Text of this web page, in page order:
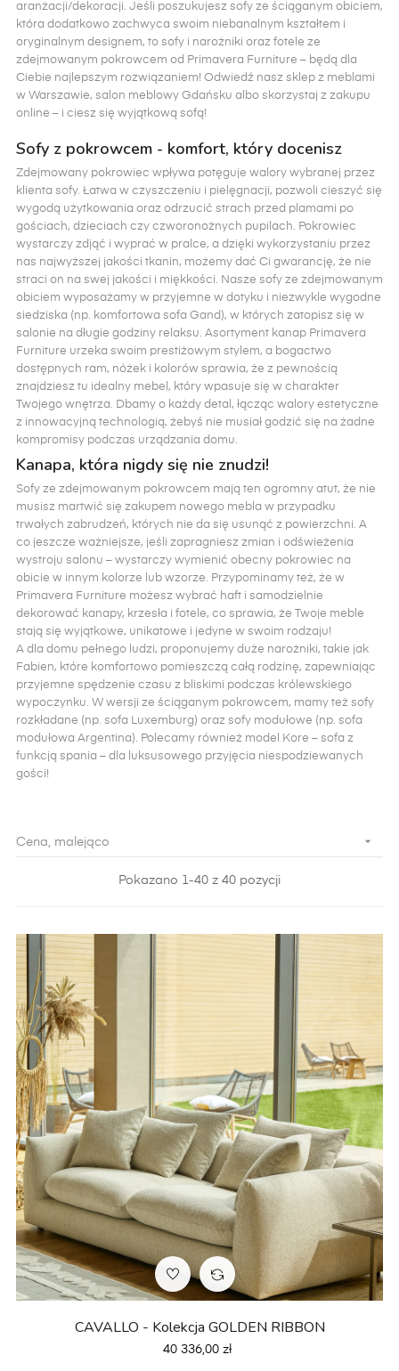
aranżacji/dekoracji. Jeśli poszukujesz sofy ze ściąganym obiciem,
która dodatkowo zachwyca swoim niebanalnym kształtem i
oryginalnym designem, to sofy i narożniki oraz fotele ze
zdejmowanym pokrowcem od Primavera Furniture – będą dla
Ciebie najlepszym rozwiązaniem! Odwiedź nasz sklep z meblami
w Warszawie, salon meblowy Gdańsku albo skorzystaj z zakupu
online – i ciesz się wyjątkową sofą!
Sofy z pokrowcem - komfort, który docenisz
Zdejmowany pokrowiec wpływa potęguje walory wybranej przez
klienta sofy. Łatwa w czyszczeniu i pielęgnacji, pozwoli cieszyć się
wygodą użytkowania oraz odrzucić strach przed plamami po
gościach, dzieciach czy czworonożnych pupilach. Pokrowiec
wystarczy zdjąć i wyprać w pralce, a dzięki wykorzystaniu przez
nas najwyższej jakości tkanin, możemy dać Ci gwarancję, że nie
straci on na swej jakości i miękkości. Nasze sofy ze zdejmowanym
obiciem wyposażamy w przyjemne w dotyku i niezwykle wygodne
siedziska (np. komfortowa sofa Gand), w których zatopisz się w
salonie na długie godziny relaksu. Asortyment kanap Primavera
Furniture urzeka swoim prestiżowym stylem, a bogactwo
dostępnych ram, nóżek i kolorów sprawia, że z pewnością
znajdziesz tu idealny mebel, który wpasuje się w charakter
Twojego wnętrza. Dbamy o każdy detal, łącząc walory estetyczne
z innowacyjną technologią, żebyś nie musiał godzić się na żadne
kompromisy podczas urządzania domu.
Kanapa, która nigdy się nie znudzi!
Sofy ze zdejmowanym pokrowcem mają ten ogromny atut, że nie
musisz martwić się zakupem nowego mebla w przypadku
trwałych zabrudzeń, których nie da się usunąć z powierzchni. A
co jeszcze ważniejsze, jeśli zapragniesz zmian i odświeżenia
wystroju salonu – wystarczy wymienić obecny pokrowiec na
obicie w innym kolorze lub wzorze. Przypominamy też, że w
Primavera Furniture możesz wybrać haft i samodzielnie
dekorować kanapy, krzesła i fotele, co sprawia, że Twoje meble
stają się wyjątkowe, unikatowe i jedyne w swoim rodzaju!
A dla domu pełnego ludzi, proponujemy duże narożniki, takie jak
Fabien, które komfortowo pomieszczą całą rodzinę, zapewniając
przyjemne spędzenie czasu z bliskimi podczas królewskiego
wypoczynku. W wersji ze ściąganym pokrowcem, mamy też sofy
rozkładane (np. sofa Luxemburg) oraz sofy modułowe (np. sofa
modułowa Argentina). Polecamy również model Kore – sofa z
funkcją spania – dla luksusowego przyjęcia niespodziewanych
gości!
Cena, malejąco 
Pokazano 1-40 z 40 pozycji
CAVALLO - Kolekcja GOLDEN RIBBON
Cena
40 336,00 zł